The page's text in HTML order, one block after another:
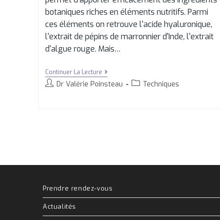
botaniques riches en éléments nutritifs. Parmi
ces éléments on retrouve l'acide hyaluronique,
l'extrait de pépins de marronnier d'Inde, l'extrait
d'algue rouge. Mais…
Continuer La Lecture
Dr Valérie Poinsteau Techniques
Prendre rendez-vous
Actualités